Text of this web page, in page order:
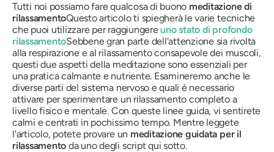
Tutti noi possiamo fare qualcosa di buono meditazione di
rilassamentoQuesto articolo ti spiegherà le varie tecniche
che puoi utilizzare per raggiungereuno stato di profondo
rilassamentoSebbene gran parte dell'attenzione sia rivolta
alla respirazione e al rilassamento consapevole dei muscoli,
questi due aspetti della meditazione sono essenziali per
una pratica calmante e nutriente. Esamineremo anche le
diverse parti del sistema nervoso e quali è necessario
attivare per sperimentare un rilassamento completo a
livello fisico e mentale. Con queste linee guida, vi sentirete
calmi e centrati in pochissimo tempo. Mentre leggete
l'articolo, potete provare un meditazione guidata per il
rilassamento da uno degli script qui sotto.